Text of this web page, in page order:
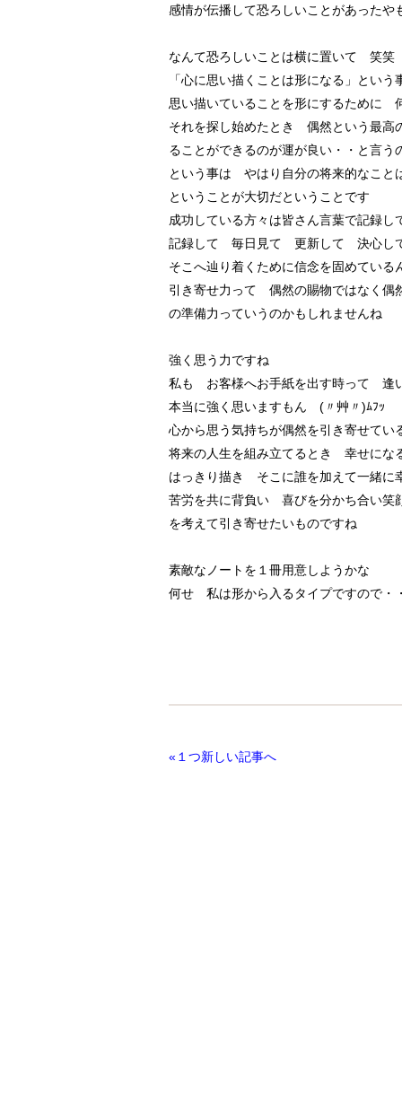
感情が伝播して恐ろしいことがあったや
なんて恐ろしいことは横に置いて 笑笑
「心に思い描くことは形になる」という
思い描いていることを形にするために
それを探し始めたとき 偶然という最高
ることができるのが運が良い・・と言う
という事は やはり自分の将来的なこと
ということが大切だということです
成功している方々は皆さん言葉で記録し
記録して 毎日見て 更新して 決心し
そこへ辿り着くために信念を固めている
引き寄せ力って 偶然の賜物ではなく偶
の準備力っていうのかもしれませんね
強く思う力ですね
私も お客様へお手紙を出す時って 逢
本当に強く思いますもん (〃艸〃)ﾑﾌｯ
心から思う気持ちが偶然を引き寄せてい
将来の人生を組み立てるとき 幸せにな
はっきり描き そこに誰を加えて一緒に
苦労を共に背負い 喜びを分かち合い笑
を考えて引き寄せたいものですね
素敵なノートを１冊用意しようかな
何せ 私は形から入るタイプですので・
«１つ新しい記事へ